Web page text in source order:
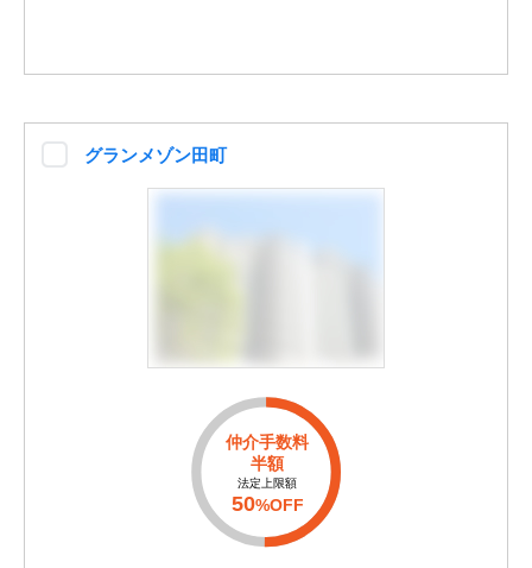
グランメゾン田町
仲介手数料
半額
法定上限額
50%OFF